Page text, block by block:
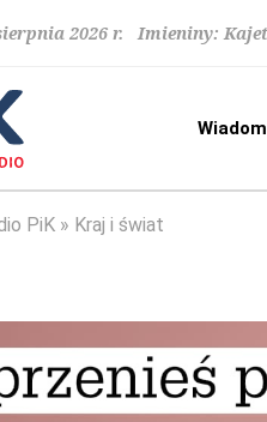
2026 r. Imieniny:
PiK Kraj i świat